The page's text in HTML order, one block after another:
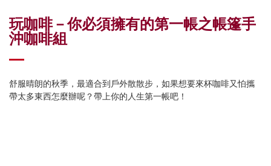
玩咖啡－你必須擁有的第一帳之帳篷手
沖咖啡組
舒服晴朗的秋季，最適合到戶外散散步，如果想要來杯咖啡又怕攜
帶太多東西怎麼辦呢？帶上你的人生第一帳吧！